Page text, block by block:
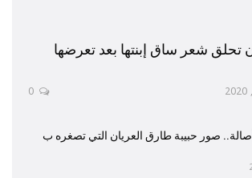
تحلق شعر ساق إبنتها بعد تعرضها
صور حبيبة طارق العريان التي تصغره ب